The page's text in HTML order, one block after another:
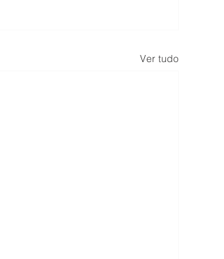
Ver tudo